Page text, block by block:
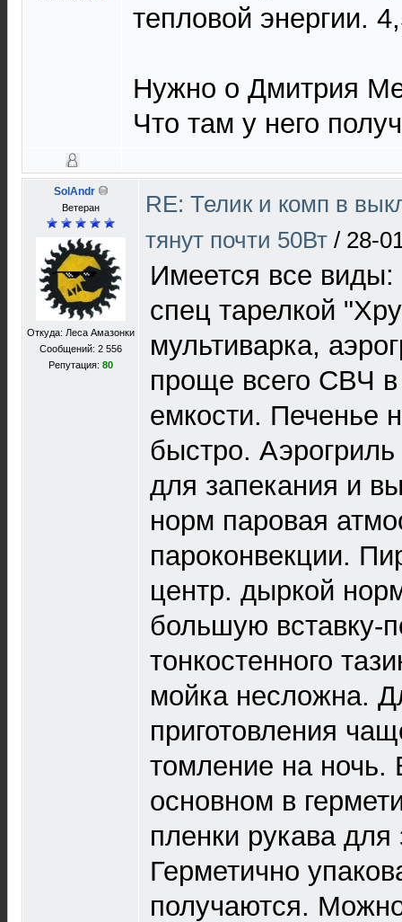
тепловой энергии.
Нужно о Дмитрия
Что там у него
SolAndr
Ветеран
Откуда: Леса Амазонки
Сообщений: 2 556
Репутация: 80
RE: Телик и комп в
тянут почти 50Вт / 28-
Имеется все
спец тарелкой
мультиварка,
проще всего СВЧ
емкости. Печенье
быстро.
для запекания и
норм паровая
пароконвекции.
центр. дыркой
большую вставку-
тонкостенного
мойка несложна.
приготовления
томление на ночь.
основном в
пленки рукава для
Герметично
получаются.